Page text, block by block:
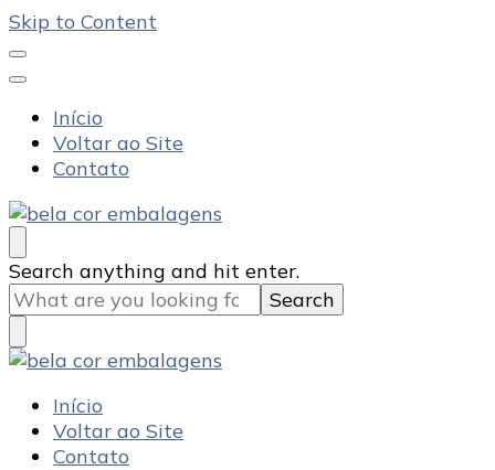
Skip to Content
Início
Voltar ao Site
Contato
Bela Cor Embalagens
Blog
Looking
for
Something?
Search anything and hit enter.
Bela Cor Embalagens
Blog
Início
Voltar ao Site
Contato